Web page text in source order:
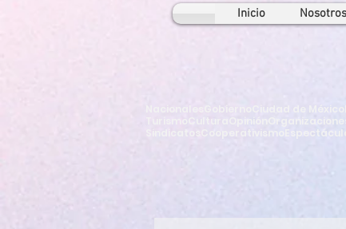
Inicio Nosotros
Organizaciones
Sindicatos
Cooperativismo